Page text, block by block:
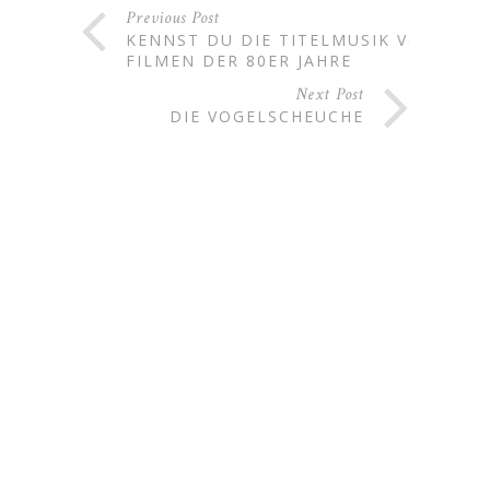
Previous Post
KENNST DU DIE TITELMUSIK VON
FILMEN DER 80ER JAHRE
Next Post
DIE VOGELSCHEUCHE